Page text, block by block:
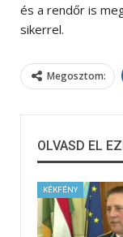
és a rendőr is
sikerrel.
Megosztom:
OLVASD EL
KÉKFÉNY